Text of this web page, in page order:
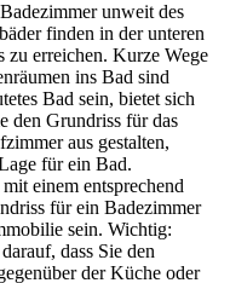
unweit des
finden in der unteren
zu erreichen. Kurze Wege
ins Bad sind
Bad sein, bietet sich
den Grundriss für das
aus gestalten,
für ein Bad.
einem entsprechend
für ein Badezimmer
sein. Wichtig:
dass Sie den
der Küche oder